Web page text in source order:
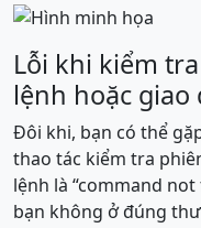
Lỗi khi kiểm
lệnh hoặc giao
Đôi khi, bạn có thể
thao tác kiểm tra
lệnh là “command
bạn không ở đúng